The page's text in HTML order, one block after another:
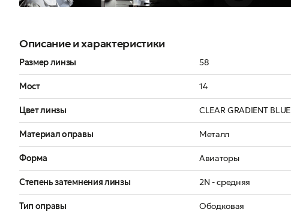
Описание и характеристики
Размер линзы 58
Мост 14
Цвет линзы CLEAR GRADIENT BLUE
Материал оправы Металл
Форма Авиаторы
Степень затемнения линзы 2N - средняя
Тип оправы Ободковая